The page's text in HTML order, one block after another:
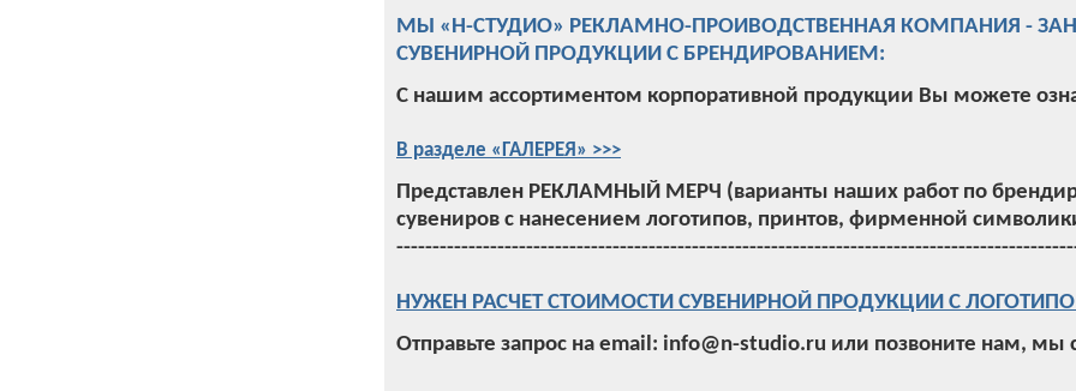
МЫ «Н-СТУДИО» РЕКЛАМНО-ПРОИВОДСТВЕННАЯ КОМПАНИЯ -
СУВЕНИРНОЙ ПРОДУКЦИИ С БРЕНДИРОВАНИЕМ:
С нашим ассортиментом корпоративной продукции Вы можете
В разделе «ГАЛЕРЕЯ» >>>
Представлен РЕКЛАМНЫЙ МЕРЧ (варианты наших работ по
сувениров с нанесением логотипов, принтов, фирменной
НУЖЕН РАСЧЕТ СТОИМОСТИ СУВЕНИРНОЙ ПРОДУКЦИИ С
Отправьте запрос на email: info@n-studio.ru или позвоните нам,